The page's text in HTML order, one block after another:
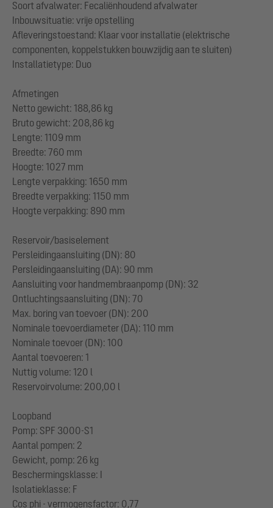
Soort afvalwater: Fecaliënhoudend afvalwater
Inbouwsituatie: vrije opstelling
Afleveringstoestand: Klaar voor installatie (elektrische
componenten, koppelstukken bouwzijdig aan te sluiten)
Installatietype: Duo
Afmetingen
Netto gewicht: 188,86 kg
Bruto gewicht: 208,86 kg
Lengte: 1109 mm
Breedte: 760 mm
Hoogte: 1027 mm
Lengte verpakking: 1650 mm
Breedte verpakking: 1150 mm
Hoogte verpakking: 890 mm
Reservoir/basiselement
Persleidingaansluiting (DN): 80
Persleidingaansluiting (DA): 90 mm
Aansluiting voor handmembraanpomp (DN): 32
Ontluchtingsaansluiting (DN): 70
Max. boring van toevoer (DN): 200
Nominale toevoerdiameter (DA): 110 mm
Nominale toevoer (DN): 100
Aantal toevoeren: 1
Nuttig volume: 120 l
Reservoirvolume: 200,00 l
Loopband
Pomp: SPF 3000-S1
Aantal pompen: 2
Gewicht, pomp: 26 kg
Beschermingsklasse: I
Isolatieklasse: F
Cos phi - vermogensfactor: 0,77